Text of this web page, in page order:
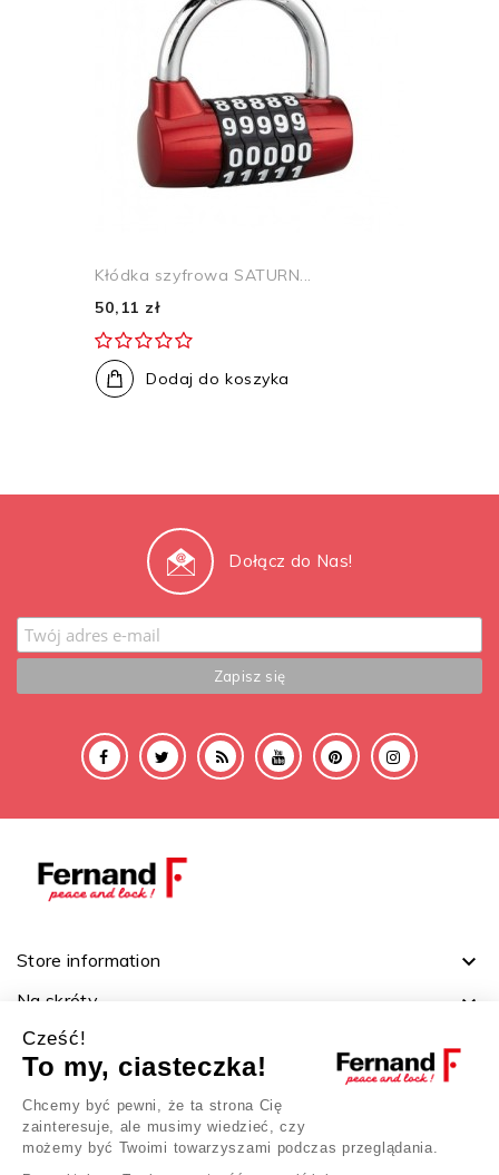
Kłódka szyfrowa SATURN...
50,11 zł
Dodaj do koszyka
Dołącz do Nas!
Store information 
Na skróty 
Ważne linki 
Twoje konto
Cześć!
To my, ciasteczka!
Chcemy być pewni, że ta strona Cię
zainteresuje, ale musimy wiedzieć, czy
możemy być Twoimi towarzyszami podczas przeglądania.